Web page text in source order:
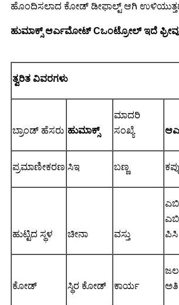
ಹೊಂದಿಸಲಾದ ಕೋಡ್ ಡೀಫಾಲ್ಟ್ ಆಗಿ
ಹುಮಾಕ್ಸ್ ಆರ್ಎಮೋಟ್Cಒಂಟ್ರೋಲ್ಇದೆ
ತ್ವರಿತ ವಿವರಗಳು
ಬ್ರಾಂಡ್ ಹೆಸರು ಹುಮಾಕ್ಸ್
ಮಾದರಿ
ಸಂಖ್ಯೆ
ಪ್ರಮಾಣೀಕರಣ ಸಿಇ ಬಣ್ಣ
ಹುಟ್ಟಿದ ಸ್ಥಳ ಚೀನಾ ವಸ್ತು
ಪಿಸಿ
ಕೋಡ್ ಸ್ಥಿರ ಕೋಡ್ ಕಾರ್ಯ